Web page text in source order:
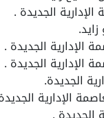
الجديدة .
الجديدة.
الإدارية